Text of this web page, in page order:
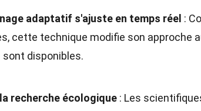
adaptatif s'ajuste en temps réel :
cette technique modifie son approche
disponibles.
recherche écologique : Les